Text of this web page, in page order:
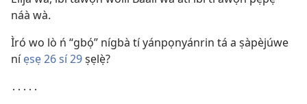
náà wà.
Ìró wo lò ń “gbọ́” nígbà tí yánpọnyánrin tá a ṣàpèjúwe
níẹsẹ 26 sí 29ṣẹlẹ̀?
․․․․․